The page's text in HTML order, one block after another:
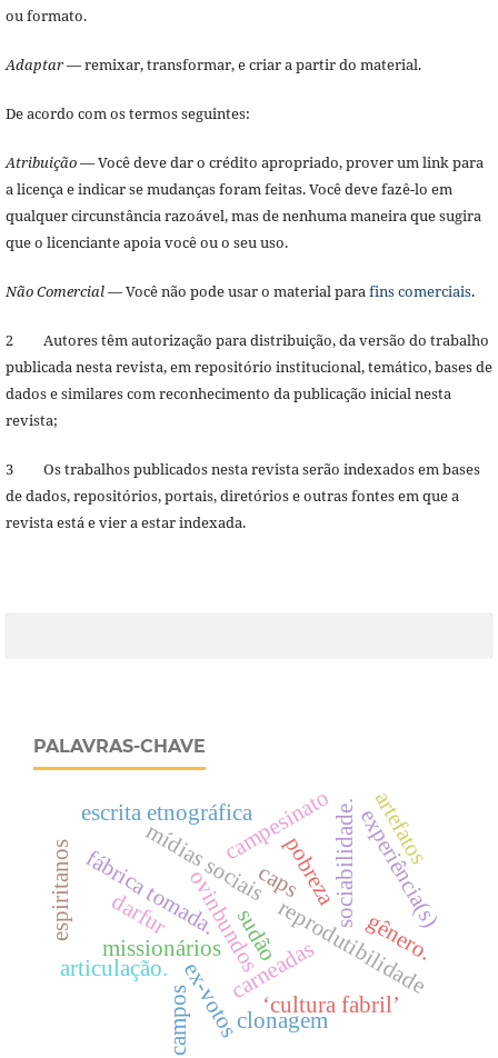
ou formato.
Adaptar— remixar, transformar, e criar a partir do material.
De acordo com os termos seguintes:
Atribuição— Você deve dar o crédito apropriado, prover um link para
a licença e indicar se mudanças foram feitas. Você deve fazê-lo em
qualquer circunstância razoável, mas de nenhuma maneira que sugira
que o licenciante apoia você ou o seu uso.
Não Comercial— Você não pode usar o material para fins comerciais.
2 Autores têm autorização para distribuição, da versão do trabalho
publicada nesta revista, em repositório institucional, temático, bases de
dados e similares com reconhecimento da publicação inicial nesta
revista;
3 Os trabalhos publicados nesta revista serão indexados em bases
de dados, repositórios, portais, diretórios e outras fontes em que a
revista está e vier a estar indexada.
PALAVRAS-CHAVE
mídias sociais
reprodutibilidade
ovinbundos
missionários
sociabilidade.
campesinato
carneadas
escrita etnográfica
ex-votos
sudão
fábrica tomada. experiência(s)
‘cultura fabril’
articulação.
campos
espiritanos darfur
pobreza
gênero.
clonagem
artefatos
caps